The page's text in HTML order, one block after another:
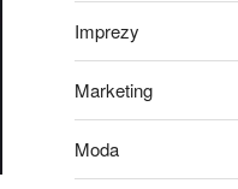
Imprezy
Marketing
Moda